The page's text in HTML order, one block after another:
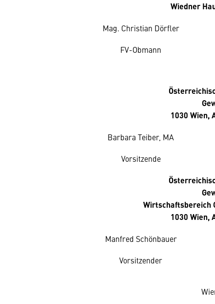
Wiedner
Mag. Christian Dörfler
FV-Obmann
1030 Wien,
Barbara Teiber, MA
Vorsitzende
Wirtschaftsbereich
1030 Wien,
Manfred Schönbauer
Vorsitzender